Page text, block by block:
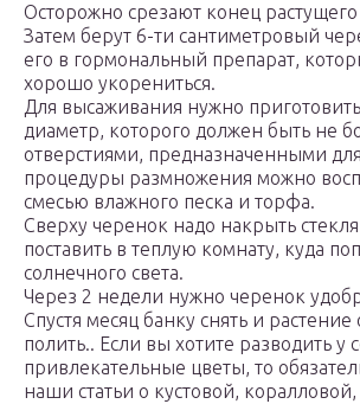
Осторожно срезают конец
Затем берут 6-ти сантиметровый
его в гормональный препарат,
хорошо укорениться.
Для высаживания нужно
диаметр, которого должен быть не
отверстиями, предназначенными
процедуры размножения можно
смесью влажного песка и торфа.
Сверху черенок надо накрыть
поставить в теплую комнату, куда
солнечного света.
Через 2 недели нужно черенок
Спустя месяц банку снять и растение
полить.. Если вы хотите разводить у
привлекательные цветы, то
наши статьи о кустовой,